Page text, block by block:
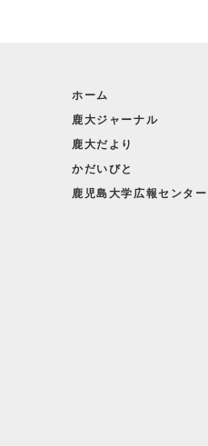
ホーム
鹿大ジャーナル
鹿大だより
かだいびと
鹿児島大学広報センタ